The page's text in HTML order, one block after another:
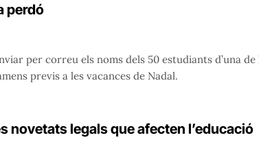
perdó
per correu els noms dels 50 estudiants d’una
previs a les vacances de Nadal.
novetats legals que afecten l’educació